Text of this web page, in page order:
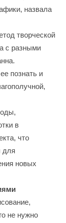
назвала
творческой
с разными
познать и
в
что
для
новых
не нужно